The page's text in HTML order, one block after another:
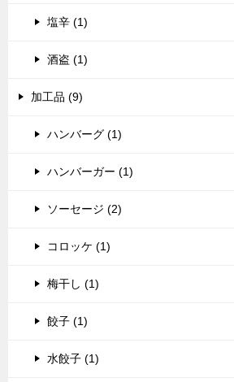
塩辛 (1)
酒盗 (1)
加工品 (9)
ハンバーグ (1)
ハンバーガー (1)
ソーセージ (2)
コロッケ (1)
梅干し (1)
餃子 (1)
水餃子 (1)